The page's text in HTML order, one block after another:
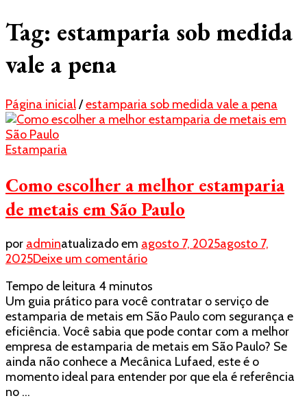
Tag: estamparia sob medida
vale a pena
Página inicial/estamparia sob medida vale a pena
Estamparia
Como escolher a melhor estamparia
de metais em São Paulo
por adminatualizado em agosto 7, 2025agosto 7,
2025Deixe um comentárioem
escolher
a
melhor
estamparia
de
metais
em
Tempo de leitura 4 minutos
Um guia prático para você contratar o serviço de
estamparia de metais em São Paulo com segurança e
eficiência. Você sabia que pode contar com a melhor
empresa de estamparia de metais em São Paulo? Se
ainda não conhece a Mecânica Lufaed, este é o
momento ideal para entender por que ela é referência
no …